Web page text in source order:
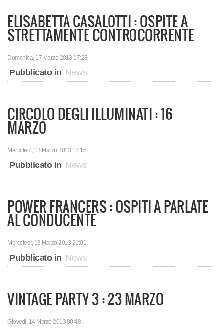
ELISABETTA CASALOTTI : OSPITE A
STRETTAMENTE CONTROCORRENTE
Domenica, 17 Marzo 2013 17:28
Pubblicato in News
CIRCOLO DEGLI ILLUMINATI : 16
MARZO
Mercoledì, 13 Marzo 2013 12:15
Pubblicato in News
POWER FRANCERS : OSPITI A PARLATE
AL CONDUCENTE
Mercoledì, 13 Marzo 2013 21:01
Pubblicato in News
VINTAGE PARTY 3 : 23 MARZO
Giovedì, 14 Marzo 2013 00:48